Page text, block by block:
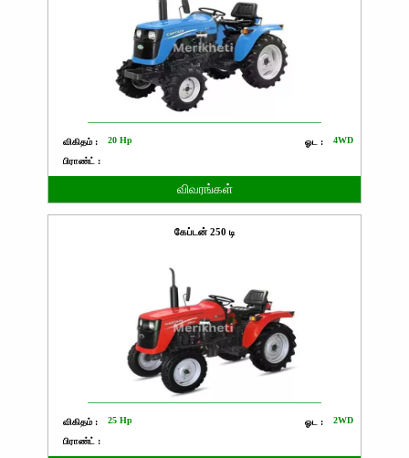
விகிதம் : 20 Hp ஓட : 4WD
பிராண்ட் :
விவரங்கள்
கேப்டன் 250 டி
விகிதம் : 25 Hp ஓட : 2WD
பிராண்ட் :